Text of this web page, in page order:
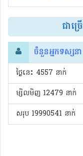
ពន្ធនិងអត់ច្បាប់នាំ
ចូល!?
ជាច្
ចំនួនអ្នកទស្សនា
ថ្ងៃនេះ​ 4557 នាក់
ម្សិលមិញ 12479 នាក់
សរុប 19990541 នាក់